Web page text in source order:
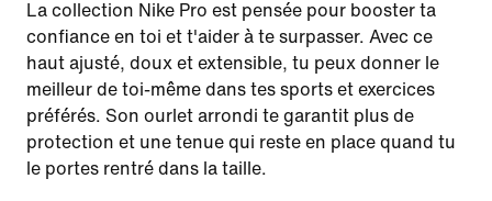
La collection Nike Pro est pensée pour booster ta
confiance en toi et t'aider à te surpasser. Avec ce
haut ajusté, doux et extensible, tu peux donner le
meilleur de toi-même dans tes sports et exercices
préférés. Son ourlet arrondi te garantit plus de
protection et une tenue qui reste en place quand tu
le portes rentré dans la taille.